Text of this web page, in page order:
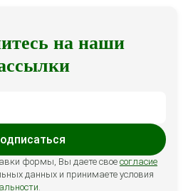
на наши
формы, Вы даете свое согласие
данных и принимаете условия
.